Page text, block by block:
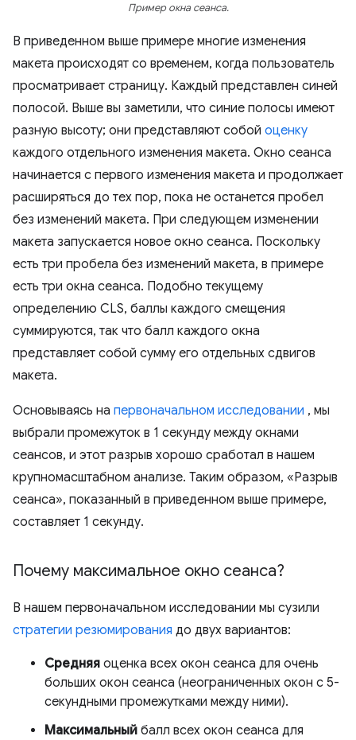
Пример окна сеанса.
В приведенном выше примере многие изменения
макета происходят со временем, когда пользователь
просматривает страницу. Каждый представлен синей
полосой. Выше вы заметили, что синие полосы имеют
разную высоту; они представляют собой оценку
каждого отдельного изменения макета. Окно сеанса
начинается с первого изменения макета и продолжает
расширяться до тех пор, пока не останется пробел
без изменений макета. При следующем изменении
макета запускается новое окно сеанса. Поскольку
есть три пробела без изменений макета, в примере
есть три окна сеанса. Подобно текущему
определению CLS, баллы каждого смещения
суммируются, так что балл каждого окна
представляет собой сумму его отдельных сдвигов
макета.
Основываясь на первоначальном исследовании , мы
выбрали промежуток в 1 секунду между окнами
сеансов, и этот разрыв хорошо сработал в нашем
крупномасштабном анализе. Таким образом, «Разрыв
сеанса», показанный в приведенном выше примере,
составляет 1 секунду.
Почему максимальное окно сеанса?
В нашем первоначальном исследовании мы сузили
стратегии резюмирования до двух вариантов:
Средняя оценка всех окон сеанса для очень
больших окон сеанса (неограниченных окон с 5-
секундными промежутками между ними).
Максимальный балл всех окон сеанса для